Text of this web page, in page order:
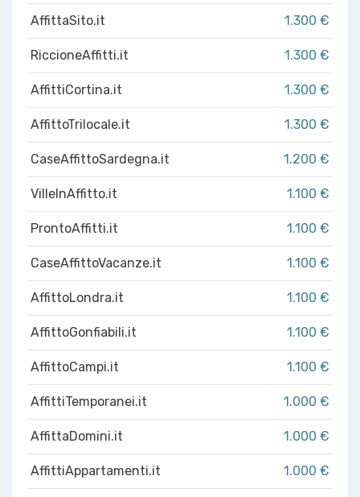
AffittaSito.it 1.300 €
RiccioneAffitti.it 1.300 €
AffittiCortina.it 1.300 €
AffittoTrilocale.it 1.300 €
CaseAffittoSardegna.it 1.200 €
VilleInAffitto.it 1.100 €
ProntoAffitti.it 1.100 €
CaseAffittoVacanze.it 1.100 €
AffittoLondra.it 1.100 €
AffittoGonfiabili.it 1.100 €
AffittoCampi.it 1.100 €
AffittiTemporanei.it 1.000 €
AffittaDomini.it 1.000 €
AffittiAppartamenti.it 1.000 €